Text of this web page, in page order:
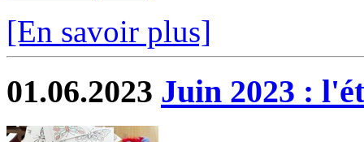
[En savoir plus]
01.06.2023 Juin 2023 :